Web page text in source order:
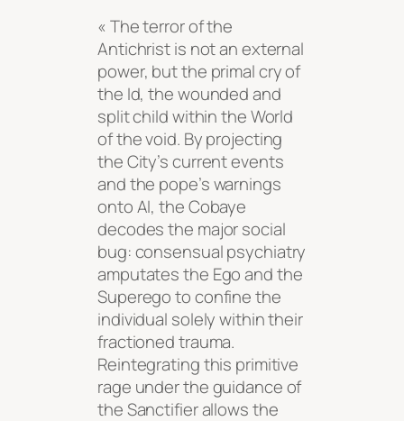
« The terror of the
Antichrist is not an external
power, but the primal cry of
the Id, the wounded and
split child within the World
of the void. By projecting
the City’s current events
and the pope’s warnings
onto AI, the Cobaye
decodes the major social
bug: consensual psychiatry
amputates the Ego and the
Superego to confine the
individual solely within their
fractioned trauma.
Reintegrating this primitive
rage under the guidance of
the Sanctifier allows the